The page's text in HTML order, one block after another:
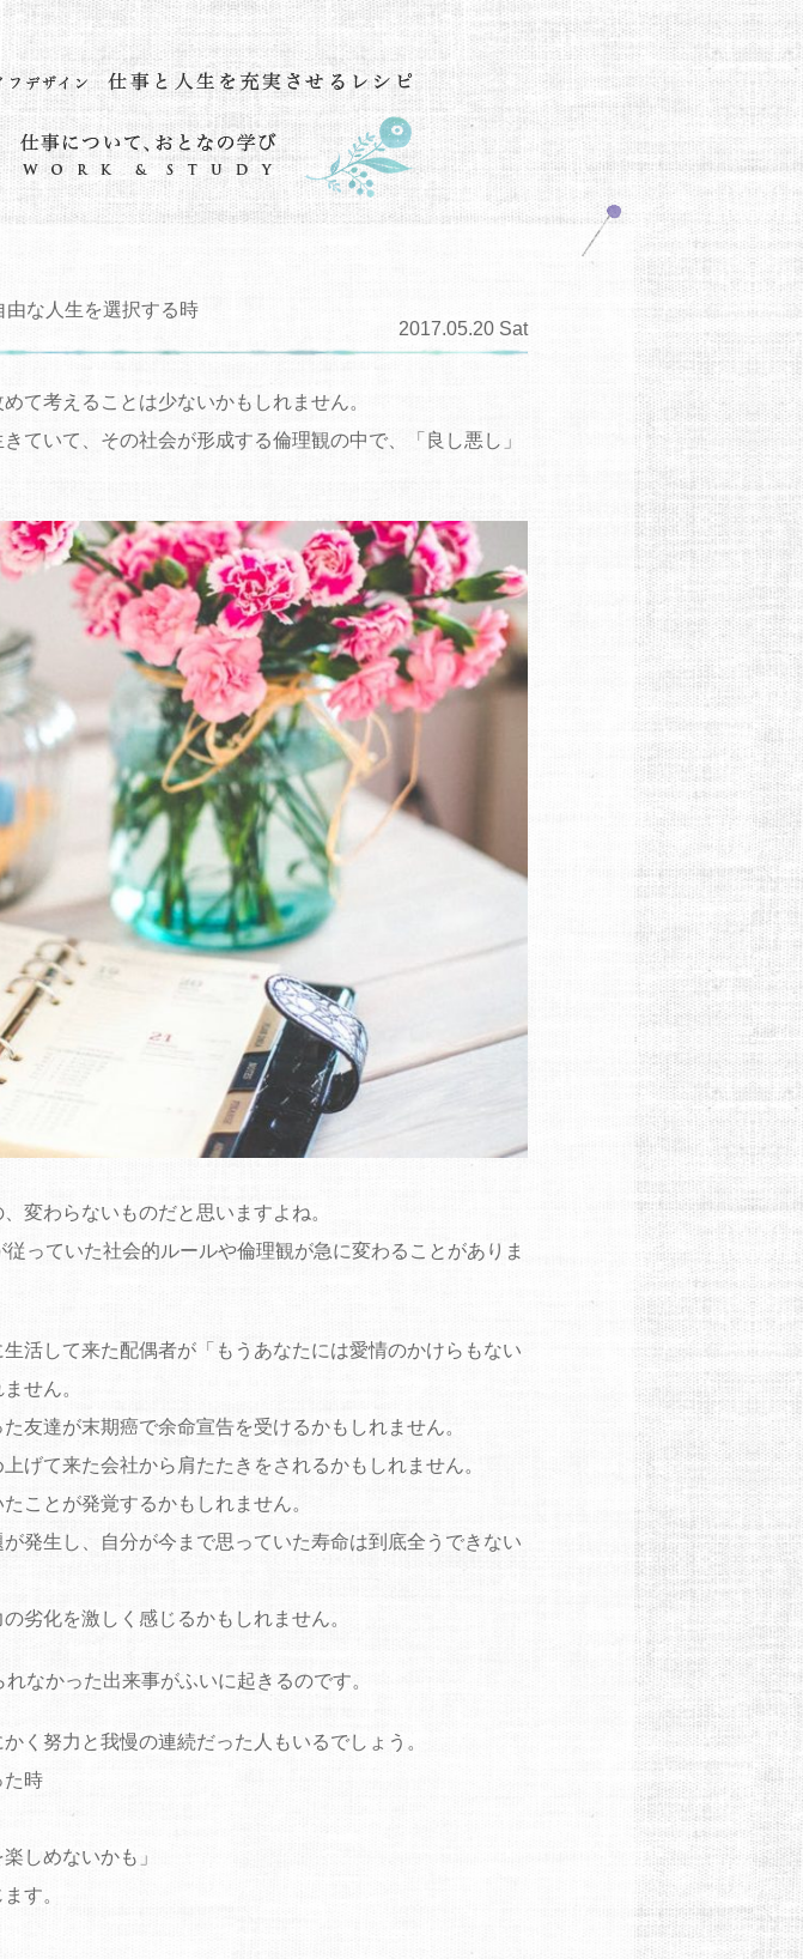
な人生を選択する時
2017.05.20 Sat
て考えることは少ないかもしれません。
ていて、その社会が形成する倫理観の中で、「良し悪し」
変わらないものだと思いますよね。
っていた社会的ルールや倫理観が急に変わることがありま
活して来た配偶者が「もうあなたには愛情のかけらもない
せん。
友達が末期癌で余命宣告を受けるかもしれません。
げて来た会社から肩たたきをされるかもしれません。
ことが発覚するかもしれません。
発生し、自分が今まで思っていた寿命は到底全うできない
劣化を激しく感じるかもしれません。
なかった出来事がふいに起きるのです。
く努力と我慢の連続だった人もいるでしょう。
た時
しめないかも」
す。